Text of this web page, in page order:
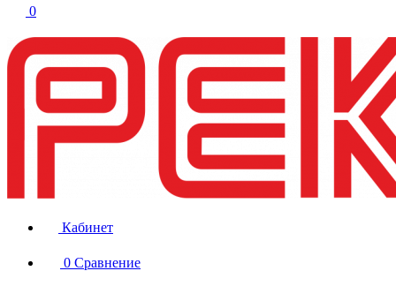
0
Кабинет
0 Сравнение